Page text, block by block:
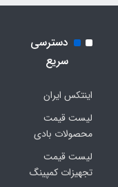
دسترسی
سریع
اینتکس ایران
لیست قیمت
محصولات بادی
لیست قیمت
تجهیزات کمپینگ